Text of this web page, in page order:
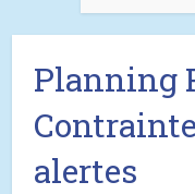
Planning
alertes